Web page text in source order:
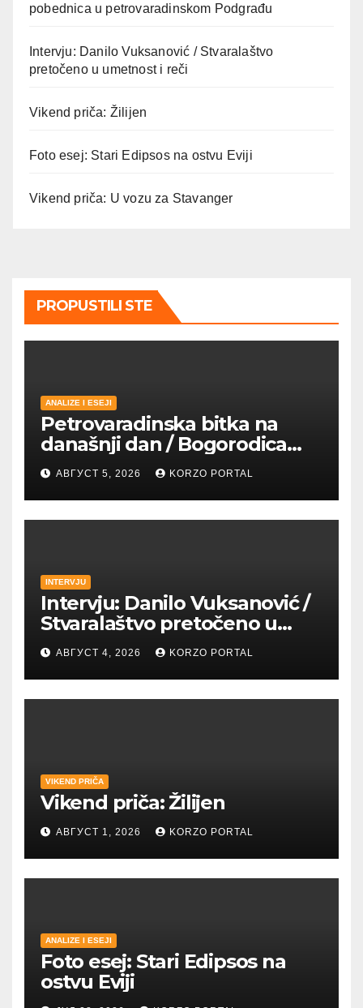
pobednica u petrovaradinskom Podgrađu
Intervju: Danilo Vuksanović / Stvaralaštvo
pretočeno u umetnost i reči
Vikend priča: Žilijen
Foto esej: Stari Edipsos na ostvu Eviji
Vikend priča: U vozu za Stavanger
PROPUSTILI STE
ANALIZE I ESEJI
Petrovaradinska bitka na
današnji dan / Bogorodica
pobednica u
petrovaradinskom Podgrađu
АВГУСТ 5, 2026 KORZO PORTAL
INTERVJU
Intervju: Danilo Vuksanović /
Stvaralaštvo pretočeno u
umetnost i reči
АВГУСТ 4, 2026 KORZO PORTAL
VIKEND PRIČA
Vikend priča: Žilijen
АВГУСТ 1, 2026 KORZO PORTAL
ANALIZE I ESEJI
Foto esej: Stari Edipsos na
ostvu Eviji